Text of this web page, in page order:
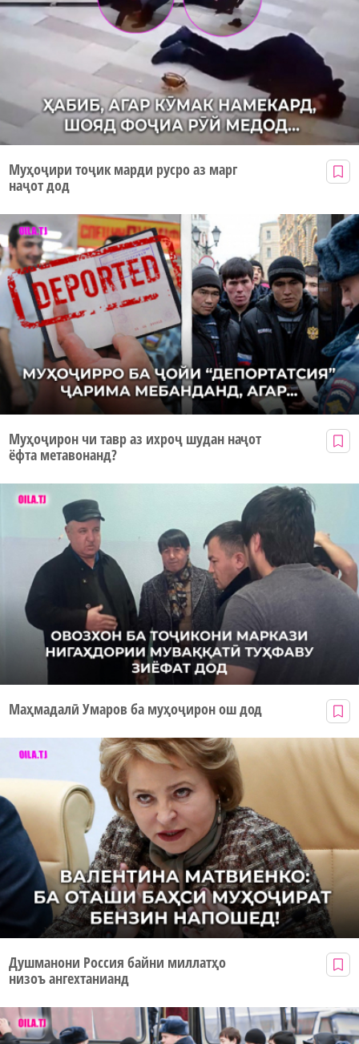
Муҳоҷири тоҷик марди русро аз марг
наҷот дод
Муҳоҷирон чи тавр аз ихроҷ шудан наҷот
ёфта метавонанд?
Маҳмадалӣ Умаров ба муҳоҷирон ош дод
Душманони Россия байни миллатҳо
низоъ ангехтанианд